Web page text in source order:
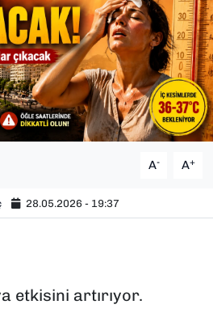
A- A+
28.05.2026 - 19:37
etkisini artırıyor.